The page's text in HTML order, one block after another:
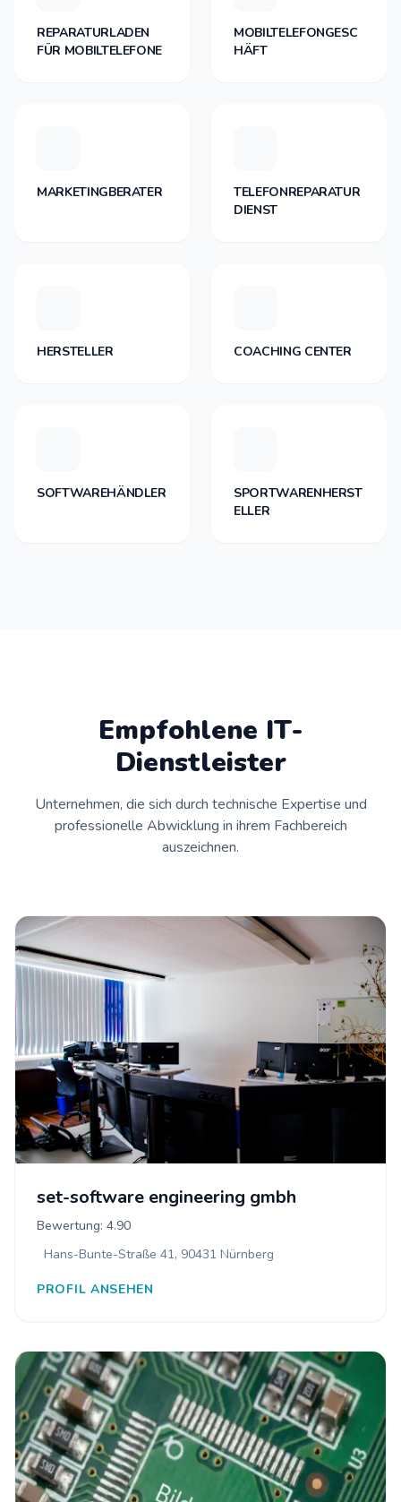
REPARATURLADEN
FÜR MOBILTELEFONE
MOBILTELEFONGESC
HÄFT
MARKETINGBERATER
TELEFONREPARATUR
DIENST
HERSTELLER COACHING CENTER
SOFTWAREHÄNDLER
SPORTWARENHERST
ELLER
Empfohlene IT-
Dienstleister
Unternehmen, die sich durch technische Expertise und
professionelle Abwicklung in ihrem Fachbereich
auszeichnen.
set-software engineering gmbh
Bewertung: 4.90
Hans-Bunte-Straße 41, 90431 Nürnberg
PROFIL ANSEHEN